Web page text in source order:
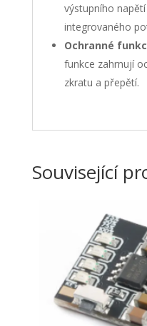
výstupního
integrovaného
Ochranné
funkce zahrnují
zkratu a přepětí.
Související